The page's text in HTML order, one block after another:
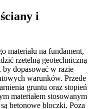
i
materiału na fundament,
rzetelną geotechniczną
by dopasować w razie
warunków. Przede
gruntu oraz stopień
materiałem stosowanym
betonowe bloczki. Poza